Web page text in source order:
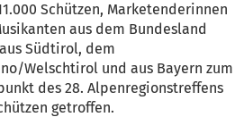
Schützen, Marketenderinnen
aus dem Bundesland
Südtirol, dem
Welschtirol und aus Bayern zum
des 28. Alpenregionstreffens
getroffen.